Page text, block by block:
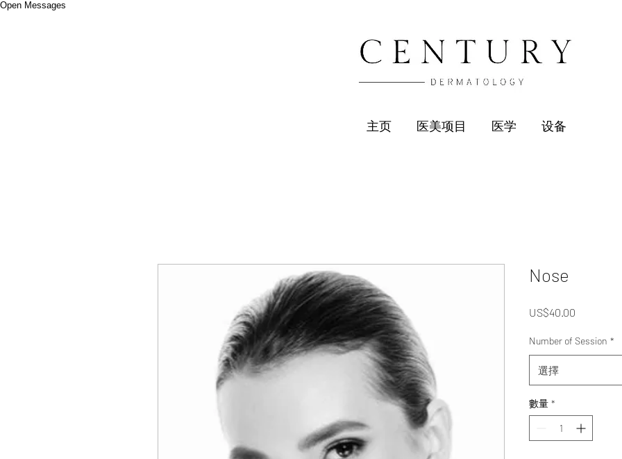
Open Messages
主页 医美项目 医学 设备
Nose
US$40.00
Number of Session *
選擇
數量 *